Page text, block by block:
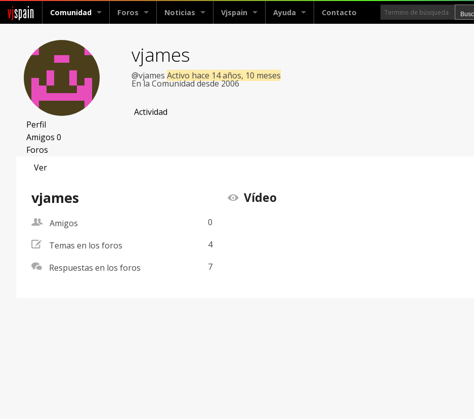
vjspain Comunidad Foros Noticias Vjspain Ayuda Contacto
vjames
@vjames Activo hace 14 años, 10 meses
En la Comunidad desde 2006
Actividad
Perfil
Amigos 0
Foros
Ver
vjames
friend Amigos 0
addnew Temas en los foros 4
comments Respuestas en los foros 7
view Vídeo